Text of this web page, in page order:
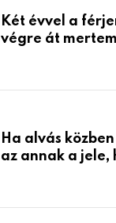
Két évvel a
végre át
életemet
Ha alvás
az annak a